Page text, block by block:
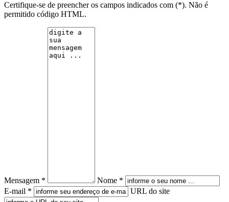
Certifique-se de preencher os campos indicados com (*). Não é
permitido código HTML.
Mensagem *
Nome *
E-mail *
URL do site